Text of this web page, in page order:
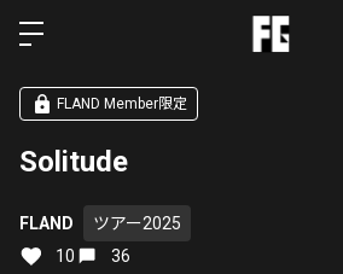
FLAND Member限定
Solitude
FLAND
ツアー2025
10
36